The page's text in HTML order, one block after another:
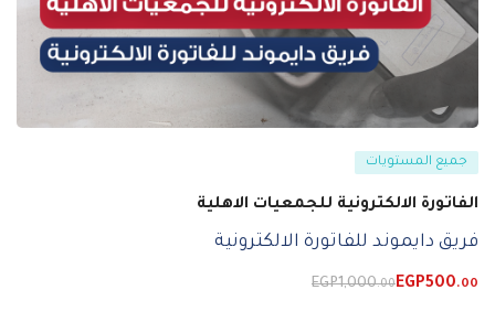
جميع المستويات
الفاتورة الالكترونية للجمعيات الاهلية
فريق دايموند للفاتورة الالكترونية
EGP500.00
EGP1,000.00